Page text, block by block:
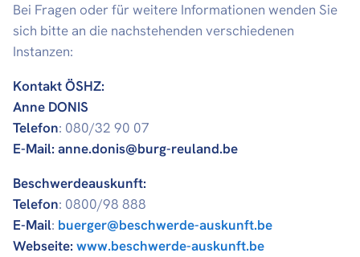
Bei Fragen oder für weitere Informationen wenden Sie
sich bitte an die nachstehenden verschiedenen
Instanzen:
Kontakt ÖSHZ:
Anne DONIS
Telefon: 080/32 90 07
E-Mail: anne.donis@burg-reuland.be
Beschwerdeauskunft:
Telefon: 0800/98 888
E-Mail: buerger@beschwerde-auskunft.be
Webseite: www.beschwerde-auskunft.be